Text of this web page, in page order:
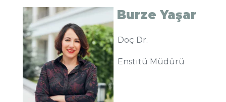
Burze Yaşar
Doç Dr.
Enstitü Müdürü